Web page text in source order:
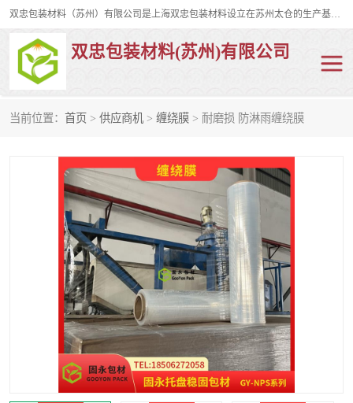
双忠包装材料（苏州）有限公司是上海双忠包装材料设立在苏州太仓的生产基地，占地约2万平米，产品主要有打孔缠绕膜，拉伸蜂窝纸，集装箱充气袋，滑托板，打包带，裹包网兜，防滑纸等箱体和托盘的运输和保护性包材。固永包材®，GooYon Pack®，是我们保护性包装材料的专属品牌。
双忠包装材料(苏州)有限公司
当前位置： 首页 > 供应商机 > 缠绕膜 > 耐磨损 防淋雨缠绕膜
裹包网兜 纤维打包带
充气袋
缠绕膜
托盘裹包网兜
托盘捆绑带